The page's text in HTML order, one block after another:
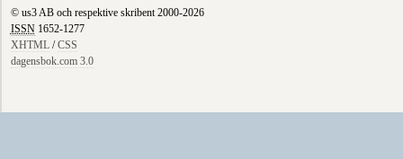
© us3 AB och respektive skribent 2000-2026
ISSN1652-1277
XHTML/CSS
dagensbok.com 3.0